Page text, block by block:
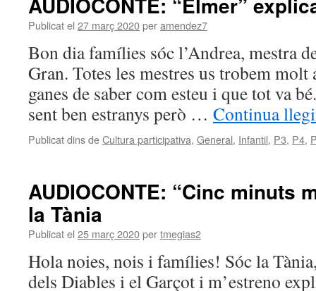
Publicat el 27 març 2020peramendez7
Bon dia famílies sóc l’Andrea, mestra
Gran. Totes les mestres us trobem
ganes de saber com esteu i que tot va
sent ben estranys però … Continua
Publicat dins deCultura participativa, General, Infantil, P3, P4,
AUDIOCONTE: “Cinc minuts
la Tània
Publicat el 25 març 2020pertmegias2
Hola noies, nois i famílies! Sóc la
dels Diables i el Garçot i m’estreno